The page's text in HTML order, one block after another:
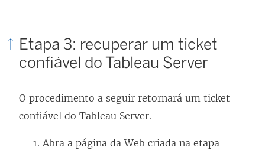
Etapa 3: recuperar um ticket
confiável do Tableau Server
O procedimento a seguir retornará um ticket
confiável do Tableau Server.
Abra a página da Web criada na etapa